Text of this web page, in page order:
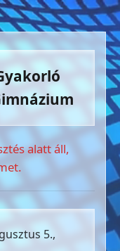
alatt áll,
5.,